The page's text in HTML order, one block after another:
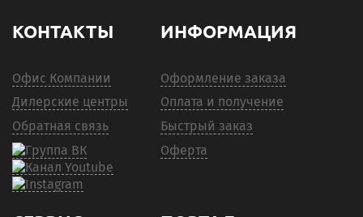
КОНТАКТЫ
Офис Компании
Дилерские центры
Обратная связь
ИНФОРМАЦИЯ
Оформление заказа
Оплата и получение
Быстрый заказ
Оферта